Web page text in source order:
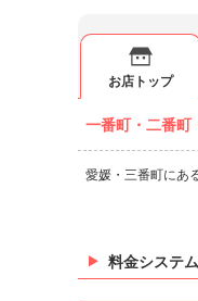
お店トップ
一番町・二番町
愛媛・三番町にあ
料金システム